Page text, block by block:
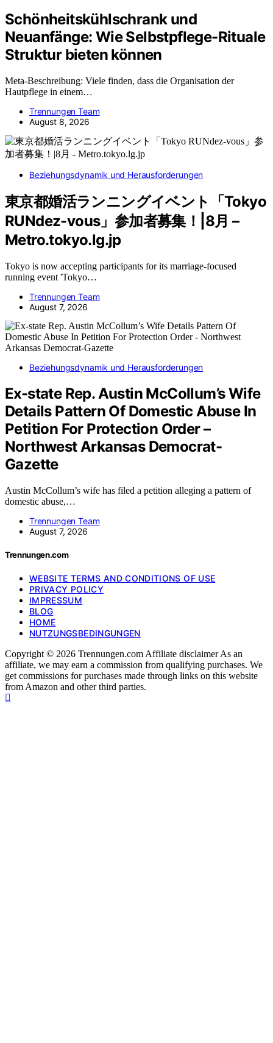
Schönheitskühlschrank und
Neuanfänge: Wie Selbstpflege-Rituale
Struktur bieten können
Meta-Beschreibung: Viele finden, dass die Organisation der
Hautpflege in einem…
Trennungen Team
August 8, 2026
Beziehungsdynamik und Herausforderungen
東京都婚活ランニングイベント「Tokyo
RUNdez-vous」参加者募集！|8月 –
Metro.tokyo.lg.jp
Tokyo is now accepting participants for its marriage-focused
running event 'Tokyo…
Trennungen Team
August 7, 2026
Beziehungsdynamik und Herausforderungen
Ex-state Rep. Austin McCollum’s Wife
Details Pattern Of Domestic Abuse In
Petition For Protection Order –
Northwest Arkansas Democrat-
Gazette
Austin McCollum’s wife has filed a petition alleging a pattern of
domestic abuse,…
Trennungen Team
August 7, 2026
Trennungen.com
WEBSITE TERMS AND CONDITIONS OF USE
PRIVACY POLICY
IMPRESSUM
BLOG
HOME
NUTZUNGSBEDINGUNGEN
Copyright © 2026 Trennungen.com Affiliate disclaimer As an
affiliate, we may earn a commission from qualifying purchases. We
get commissions for purchases made through links on this website
from Amazon and other third parties.